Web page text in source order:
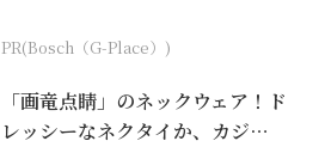
PR(Bosch（G-Place）)
「画竜点睛」のネックウェア！ド
レッシーなネクタイか、カジ…